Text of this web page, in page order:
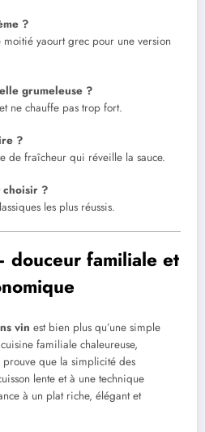
?
yaourt grec pour une version
grumeleuse ?
ne chauffe pas trop fort.
?
de fraîcheur qui réveille la sauce.
choisir ?
les plus réussis.
douceur familiale et
vin est bien plus qu’une simple
familiale chaleureuse,
que la simplicité des
lente et à une technique
à un plat riche, élégant et